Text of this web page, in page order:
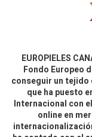
EUROPIELES
Fondo Europeo
conseguir un
que ha puesto
Internacional con
online en